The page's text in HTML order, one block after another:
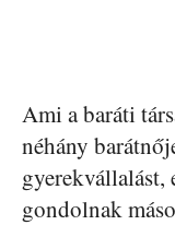
Ami a baráti
néhány
gondolnak